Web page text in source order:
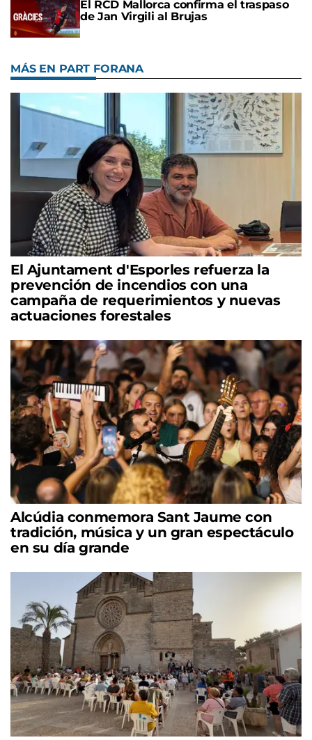
El RCD Mallorca confirma el traspaso
de Jan Virgili al Brujas
MÁS EN PART FORANA
El Ajuntament d'Esporles refuerza la
prevención de incendios con una
campaña de requerimientos y nuevas
actuaciones forestales
Alcúdia conmemora Sant Jaume con
tradición, música y un gran espectáculo
en su día grande